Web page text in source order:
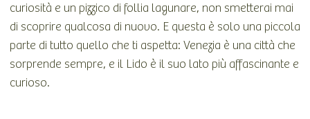
curiosità e un pizzico di follia lagunare, non smetterai mai
di scoprire qualcosa di nuovo. E questa è solo una piccola
parte di tutto quello che ti aspetta: Venezia è una città che
sorprende sempre, e il Lido è il suo lato più affascinante e
curioso.